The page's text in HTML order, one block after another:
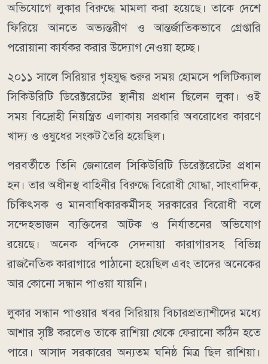
অভিযোগে লুকার বিরুদ্ধে মামলা করা হয়েছে। তাকে দেশে
ফিরিয়ে আনতে অভ্যন্তরীণ ও আন্তর্জাতিকভাবে গ্রেপ্তারি
পরোয়ানা কার্যকর করার উদ্যোগ নেওয়া হচ্ছে।
২০১১ সালে সিরিয়ার গৃহযুদ্ধ শুরুর সময় হোমসে পলিটিক্যাল
সিকিউরিটি ডিরেক্টরেটের স্থানীয় প্রধান ছিলেন লুকা। ওই
সময় বিদ্রোহী নিয়ন্ত্রিত এলাকায় সরকারি অবরোধের কারণে
খাদ্য ও ওষুধের সংকট তৈরি হয়েছিল।
পরবর্তীতে তিনি জেনারেল সিকিউরিটি ডিরেক্টরেটের প্রধান
হন। তার অধীনস্থ বাহিনীর বিরুদ্ধে বিরোধী যোদ্ধা, সাংবাদিক,
চিকিৎসক ও মানবাধিকারকর্মীসহ সরকারের বিরোধী বলে
সন্দেহভাজন ব্যক্তিদের আটক ও নির্যাতনের অভিযোগ
রয়েছে। অনেক বন্দিকে সেদনায়া কারাগারসহ বিভিন্ন
রাজনৈতিক কারাগারে পাঠানো হয়েছিল এবং তাদের অনেকের
আর কোনো সন্ধান পাওয়া যায়নি।
লুকার সন্ধান পাওয়ার খবর সিরিয়ায় বিচারপ্রত্যাশীদের মধ্যে
আশার সৃষ্টি করলেও তাকে রাশিয়া থেকে ফেরানো কঠিন হতে
পারে। আসাদ সরকারের অন্যতম ঘনিষ্ঠ মিত্র ছিল রাশিয়া।